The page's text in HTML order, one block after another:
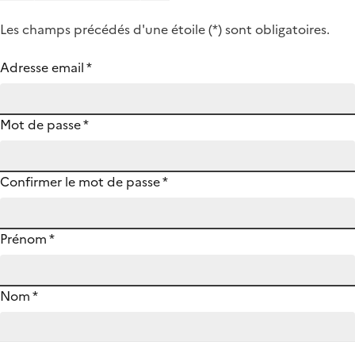
Les champs précédés d'une étoile (*) sont obligatoires.
Adresse email*
Mot de passe*
Confirmer le mot de passe*
Prénom*
Nom*